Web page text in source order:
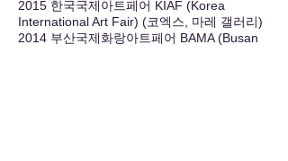
2015 한국국제아트페어 KIAF (Korea
International Art Fair) (코엑스, 마레 갤러리)
2014 부산국제화랑아트페어 BAMA (Busan